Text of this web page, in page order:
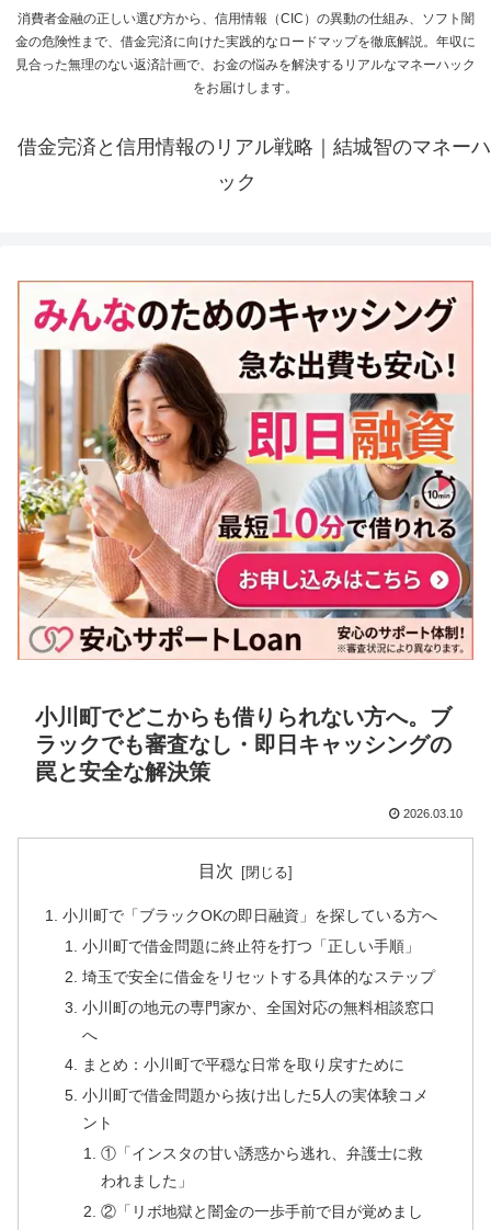
消費者金融の正しい選び方から、信用情報（CIC）の異動の仕組み、ソフト闇
金の危険性まで、借金完済に向けた実践的なロードマップを徹底解説。年収に
見合った無理のない返済計画で、お金の悩みを解決するリアルなマネーハック
をお届けします。
借金完済と信用情報のリアル戦略｜結城智のマネーハ
ック
小川町でどこからも借りられない方へ。ブ
ラックでも審査なし・即日キャッシングの
罠と安全な解決策
2026.03.10
目次
小川町で「ブラックOKの即日融資」を探している方へ
小川町で借金問題に終止符を打つ「正しい手順」
埼玉で安全に借金をリセットする具体的なステップ
小川町の地元の専門家か、全国対応の無料相談窓口
へ
まとめ：小川町で平穏な日常を取り戻すために
小川町で借金問題から抜け出した5人の実体験コメ
ント
①「インスタの甘い誘惑から逃れ、弁護士に救
われました」
②「リボ地獄と闇金の一歩手前で目が覚めまし